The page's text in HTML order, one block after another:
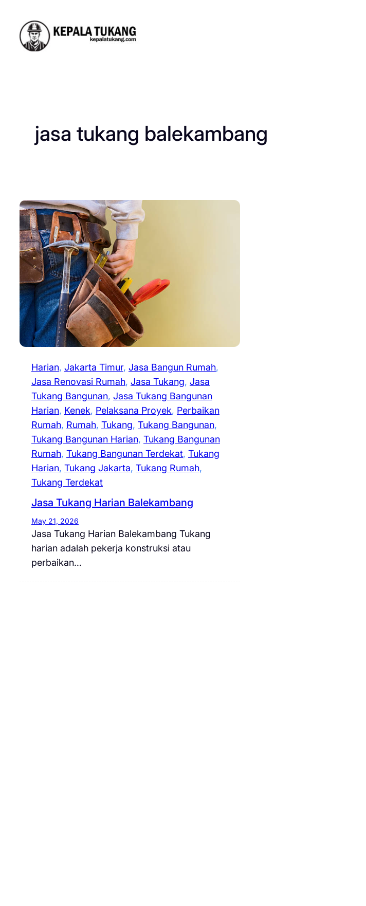
content
jasa tukang balekambang
Harian, Jakarta Timur, Jasa Bangun Rumah
Jasa Renovasi Rumah, Jasa Tukang, Jasa
Tukang Bangunan, Jasa Tukang Bangunan
Harian, Kenek, Pelaksana Proyek, Perbaikan
Rumah, Rumah, Tukang, Tukang Bangunan
Tukang Bangunan Harian, Tukang Bangunan
Rumah, Tukang Bangunan Terdekat, Tukang
Harian, Tukang Jakarta, Tukang Rumah
Tukang Terdekat
Jasa Tukang Harian Balekambang
May 21, 2026
Jasa Tukang Harian Balekambang Tukang
harian adalah pekerja konstruksi atau
perbaikan…